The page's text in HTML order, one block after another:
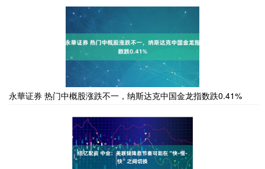
永華证券 热门中概股涨跌不一，纳斯达克中国金龙指数跌0.41%